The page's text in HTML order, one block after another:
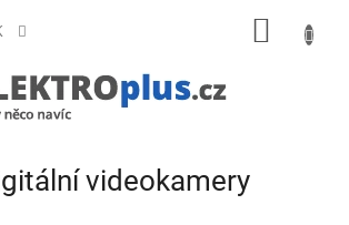
videokamery